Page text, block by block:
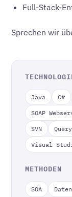
Full-Stack-
Sprechen wir
Java C#
SOAP
SVN
Visual
METHODEN
SOA